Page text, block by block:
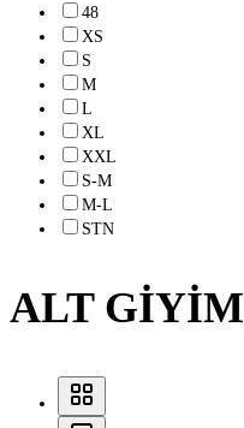
48
XS
S
M
L
XL
XXL
S-M
M-L
STN
ALT GİYİM